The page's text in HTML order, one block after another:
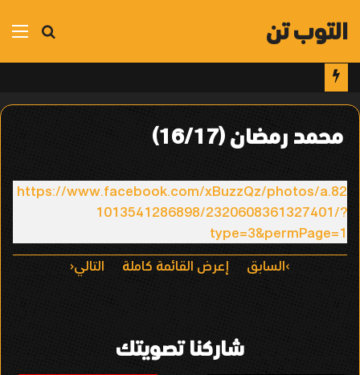
بحث
التوب تن
محمد رمضان (16/17)
https://www.facebook.com/xBuzzQz/photos/a.82
1013541286898/2320608361327401/?
type=3&permPage=1
السابق إعرض القائمة كاملة التالي
شاركنا تصويتك